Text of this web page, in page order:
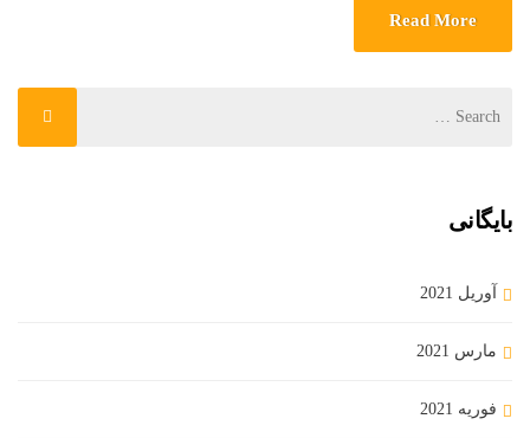
Read More
بایگانی
آوریل 2021
مارس 2021
فوریه 2021